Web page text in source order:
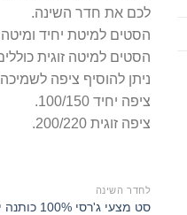
לכם את חדר השינה.
הסטים למיטת יחיד ומיטה
הסטים למיטה זוגית
ניתן להוסיף ציפה
ציפה יחיד 100/150.
ציפה זוגית 200/220.
לחדר השינה
סט מצעי ג'רסי 100% כותנה יבוא מהודו